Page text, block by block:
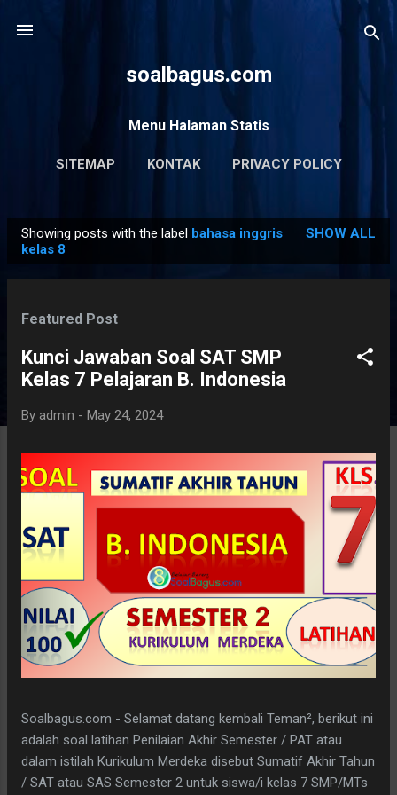
soalbagus.com
Menu Halaman Statis
SITEMAP KONTAK PRIVACY POLICY
Showing posts with the label bahasa inggris
kelas 8
SHOW ALL
Featured Post
Kunci Jawaban Soal SAT SMP
Kelas 7 Pelajaran B. Indonesia
By admin - May 24, 2024
Soalbagus.com - Selamat datang kembali Teman², berikut ini
adalah soal latihan Penilaian Akhir Semester / PAT atau
dalam istilah Kurikulum Merdeka disebut Sumatif Akhir Tahun
/ SAT atau SAS Semester 2 untuk siswa/i kelas 7 SMP/MTs